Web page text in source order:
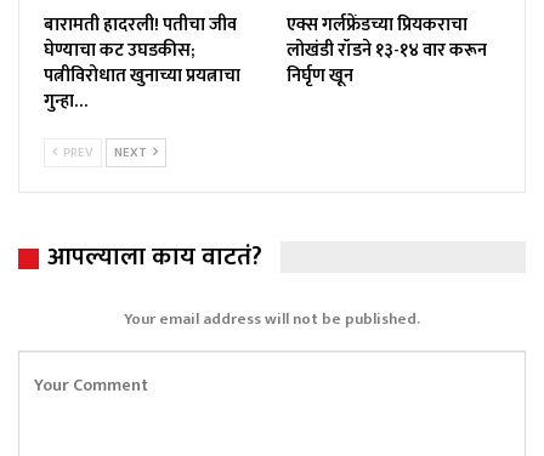
बारामती हादरली! पतीचा जीव
घेण्याचा कट उघडकीस;
पत्नीविरोधात खुनाच्या प्रयत्नाचा
गुन्हा…
एक्स गर्लफ्रेंडच्या प्रियकराचा
लोखंडी रॉडने १३-१४ वार करून
निर्घृण खून
PREV NEXT
आपल्याला काय वाटतं?
Your email address will not be published.